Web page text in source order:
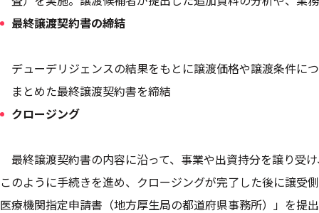
最終譲渡契約書の締結
デューデリジェンスの結果をもとに譲渡価格や譲渡条件に
まとめた最終譲渡契約書を締結
クロージング
最終譲渡契約書の内容に沿って、事業や出資持分を譲り受
このように手続きを進め、クロージングが完了した後に譲受
医療機関指定申請書（地方厚生局の都道府県事務所）」を提